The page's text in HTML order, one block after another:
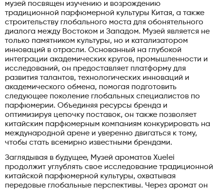
музей посвящен изучению и возрождению
традиционной парфюмерной культуры Китая, а также
строительству глобального моста для обонятельного
диалога между Востоком и Западом. Музей является не
только памятником культуры, но и катализатором
инноваций в отрасли. Основанный на глубокой
интеграции академических кругов, промышленности и
исследований, он предоставляет платформу для
развития талантов, технологических инноваций и
академического обмена, помогая подготовить
следующее поколение глобальных специалистов по
парфюмерии. Объединяя ресурсы бренда и
оптимизируя цепочку поставок, он также позволяет
китайским парфюмерным компаниям конкурировать на
международной арене и уверенно двигаться к тому,
чтобы стать всемирно известными брендами.
Заглядывая в будущее, Музей ароматов Xuelei
продолжит углублять свое исследование традиционной
китайской парфюмерной культуры, охватывая
передовые глобальные перспективы. Через аромат он